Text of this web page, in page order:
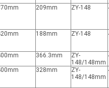
209mm ZY-148
188mm ZY-148
366.3mm
ZY-
148/148mm
328mm
ZY-
148/148mm